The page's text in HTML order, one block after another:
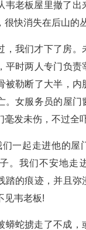
韦老板屋里撤了出
快消失在后山的
，我们才下了房。
平时两人专门负责
被勒断了大半，内
。女服务员的屋门
发未伤，不过全
一起走进他的屋
。我们不安地走
踏的痕迹，并且弥
见韦老板!
蟒蛇掳走了不成，